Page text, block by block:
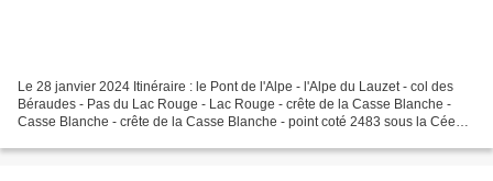
Le 28 janvier 2024 Itinéraire : le Pont de l'Alpe - l'Alpe du Lauzet - col des
Béraudes - Pas du Lac Rouge - Lac Rouge - crête de la Casse Blanche -
Casse Blanche - crête de la Casse Blanche - point coté 2483 sous la Cée